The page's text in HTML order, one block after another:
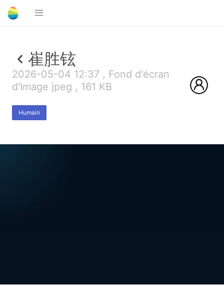
崔胜铉
2026-05-04 12:37 , Fond d'écran
d'Image jpeg , 161 KB
Humain